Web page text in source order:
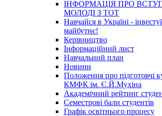
ІНФОРМАЦІЯ ПРО
МОЛОДІ З ТОТ
Навчайся в Україні -
майбутнє!
Керівництво
Інформаційний лист
Навчальний план
Новини
Положення про підготовчі
КМФК ім. Є.Й.Мухіна
Академічний рейтинг
Семестрові бали студентів
Графік освітнього процесу